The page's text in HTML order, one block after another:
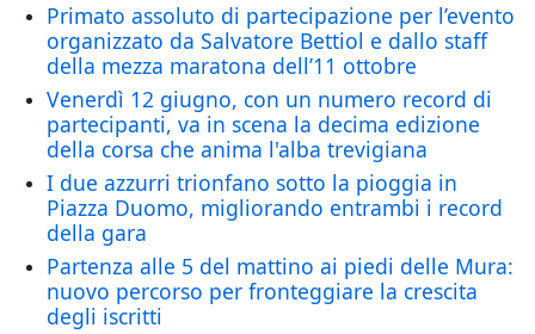
Primato assoluto di partecipazione per l’evento
organizzato da Salvatore Bettiol e dallo staff
della mezza maratona dell’11 ottobre
Venerdì 12 giugno, con un numero record di
partecipanti, va in scena la decima edizione
della corsa che anima l'alba trevigiana
I due azzurri trionfano sotto la pioggia in
Piazza Duomo, migliorando entrambi i record
della gara
Partenza alle 5 del mattino ai piedi delle Mura:
nuovo percorso per fronteggiare la crescita
degli iscritti